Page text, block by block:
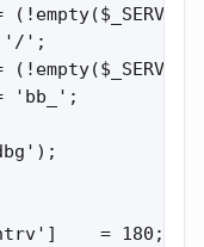
= '/';
= 'bb_';
=